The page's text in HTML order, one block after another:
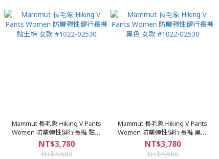
Mammut 長毛象 Hiking V Pants
Women 防曬彈性健行長褲 黏土
棕 女款 #1022-02530
NT$3,780
NT$4,680
Mammut 長毛象 Hiking V Pants
Women 防曬彈性健行長褲 黑色
女款 #1022-02530
NT$3,780
NT$4,680